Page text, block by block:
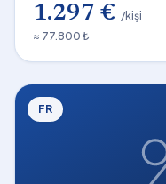
1.297 € /kişi
≈ 77.800 ₺
FR